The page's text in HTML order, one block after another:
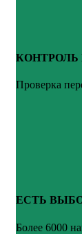
КОНТРОЛЬ
Проверка
ЕСТЬ
Более 6000